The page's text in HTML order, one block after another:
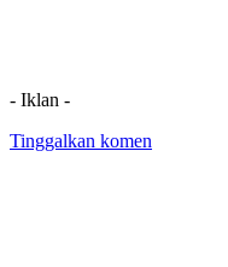
- Iklan -
Tinggalkan komen